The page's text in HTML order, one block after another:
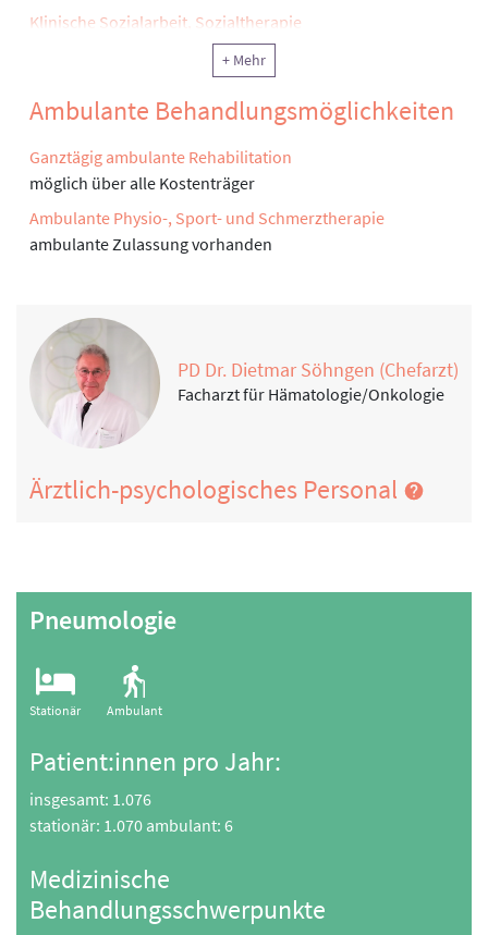
Klinische Sozialarbeit, Sozialtherapie
Ergotherapie, Arbeitstherapie und andere funktionelle
Klinische Psychologie
Reha-Pflege
u.a. Erlernen von Selbstpflegekompetenzen
Physikalische Therapie
Rekreationstherapie
Wundmanagement
Stoma- und Inkontinenzberatung
+ Mehr
Ambulante Behandlungsmöglichkeiten
Ganztägig ambulante Rehabilitation
möglich über alle Kostenträger
Ambulante Physio-, Sport- und Schmerztherapie
ambulante Zulassung vorhanden
PD Dr. Dietmar Söhngen (Chefarzt)
Facharzt für Hämatologie/Onkologie
Ärztlich-psychologisches Personal
Pneumologie
Stationär Ambulant
Patient:innen pro Jahr:
insgesamt: 1.076
stationär: 1.070 ambulant: 6
Medizinische
Behandlungsschwerpunkte